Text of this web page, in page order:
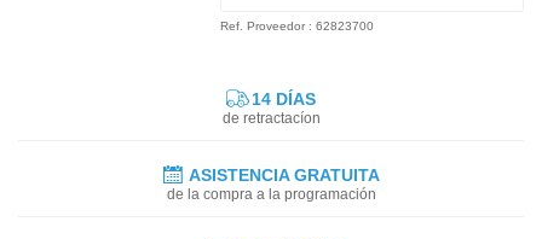
Ref. Proveedor : 62823700
14 DÍAS
de retractacíon
ASISTENCIA GRATUITA
de la compra a la programación